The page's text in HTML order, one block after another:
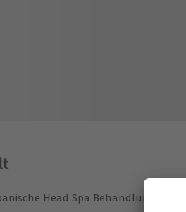
Head Spa Behandlung